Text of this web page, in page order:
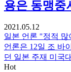
용은 동맹중
2021.05.12
일본 언론 "정적
언론은 12일 조 바
던 일본 주재 미국
Hot